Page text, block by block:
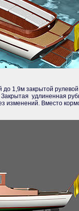
1,9м закрытой
удлиненная
изменений. Вместо